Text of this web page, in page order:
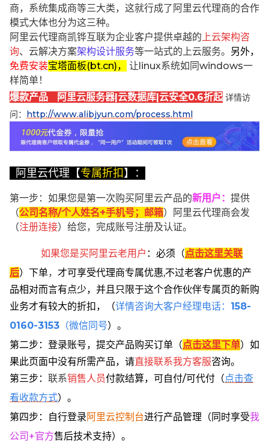
商，系统集成商等三大类，这就行成了阿里云代理商的合作
模式大体也分为这三种。
阿里云代理商凯铧互联为企业客户提供卓越的 上云架构咨
询、云解决方案架构设计服务等一站式的上云服务。 另外，
免费安装宝塔面板(bt.cn)，
让linux系统如同windows一
样简单！
爆款产品 阿里云服务器|云数据库|云安全0.6折起 详情访
问： http://www.alibjyun.com/process.html
阿里云代理【专属折扣】：
第一步：如果您是第一次购买阿里云产品的新用户 ： 提供
（公司名称/个人姓名+手机号；邮箱）阿里云代理商会发
（注册连接）给您，完成账号注册及认证。
如果您是买阿里云老用户 ： 必须 （点击这里关联
后） 下单， 才可享受代理商专属优惠,不过老客户优惠的产
品相对而言有点少，并且只限于这个合作伙伴专属页的新购
业务才有较大的折扣，
（详情咨询大客户经理电话： 158-
0160-3153 （微信同号）。
第二步：登录账号，提交产品购买订单（点击这里下单） 如
果此页面中没有所需产品，请直接联系我方客服咨询。
第三步： 联系销售人员付款结算，可自付/可代付（点击查
看收款方式）。
第四步：自行登录阿里云控制台进行产品管理（同时享受我
公司+官方售后技术支持）。